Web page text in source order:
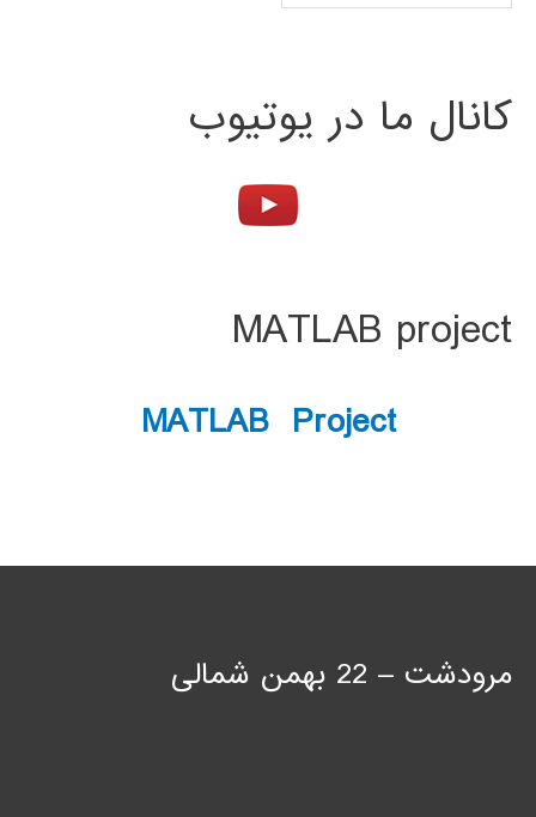
کانال ما در یوتیوب
MATLAB project
MATLAB Project
مرودشت – 22 بهمن شمالی